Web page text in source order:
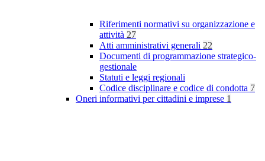
Riferimenti normativi su organizzazione e
attività 27
Atti amministrativi generali 22
Documenti di programmazione strategico-
gestionale
Statuti e leggi regionali
Codice disciplinare e codice di condotta 7
Oneri informativi per cittadini e imprese 1